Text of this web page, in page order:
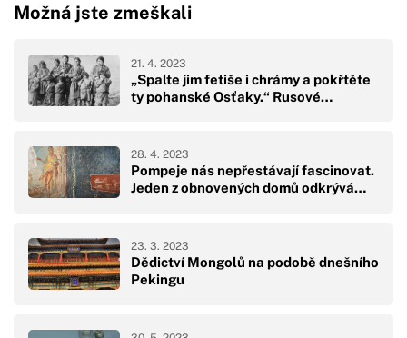
Možná jste zmeškali
„Spalte jim fetiše i chrámy a pokřtěte
ty pohanské Osťaky.“ Rusové…
21. 4. 2023
Pompeje nás nepřestávají fascinovat.
Jeden z obnovených domů odkrývá…
28. 4. 2023
Dědictví Mongolů na podobě dnešního
Pekingu
23. 3. 2023